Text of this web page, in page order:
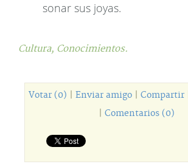
sonar sus joyas.
Cultura, Conocimientos.
Votar (0) Enviar amigo| Compartir|
Comentarios (0)